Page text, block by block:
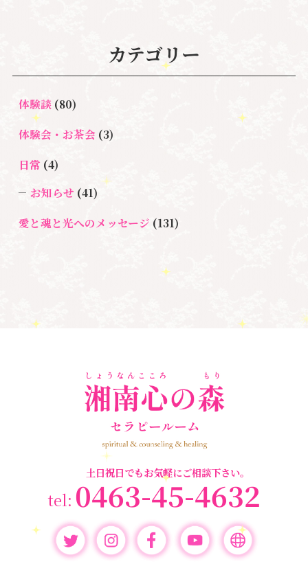
心のよりどころ 新着情報
＃アセンション ＃イヤーリーディング ＃エンジェルオラ
クルカード ＃ハイヤーセルフ
ロックバスター
＃マインドブロック
バスター養成講座
＃心のブロック
カテゴリー
体験談(80)
体験会・お茶会(3)
日常 (4)
お知らせ (41)
愛と魂と光へのメッセージ (131)
ペットロス
(72)
勉強会・セミナー(54)
(17)
土日祝日でもお気軽にご相談下さい。
0463-45-4632